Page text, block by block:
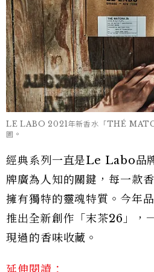
LE LABO 2021年新香水「THÉ
圖。
經典系列一直是Le Labo品
牌廣為人知的關鍵，每一款
擁有獨特的靈魂特質。今年
推出全新創作「末茶26」，
現過的香味收藏。
延伸閱讀：